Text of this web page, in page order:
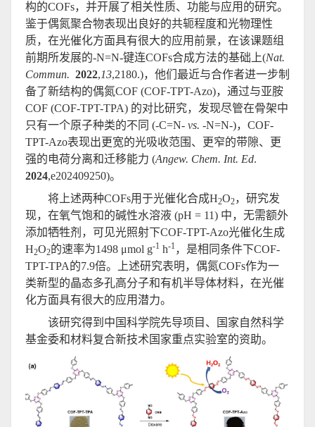
构的COFs，并开展了相关性质、功能与应用的研究。
鉴于偶氮聚合物表现出良好的共轭程度和光物理性
质，在光催化方面具有很大的应用前景，在该课题组
前期所发展的-N=N-键连COFs合成方法的基础上(Nat.
Commun. 2022,13,2180.)，他们最近与合作者进一步制
备了新结构的偶氮COF (COF-TPT-Azo)，通过与亚胺
COF (COF-TPT-TPA) 的对比研究，发现尽管在骨架中
只有一个原子种类的不同 (-C=N- vs. -N=N-)，COF-
TPT-Azo表现出更宽的光吸收范围、更窄的带隙、更
强的电荷分离和迁移能力 (Angew. Chem. Int. Ed.
2024,e202409250)。
将上述两种COFs用于光催化合成H2O2，研究发
现，在氧气饱和的碱性水溶液 (pH = 11) 中，无需额外
添加牺牲剂，可见光照射下COF-TPT-Azo光催化生成
H2O2的速率为1498 μmol g-1 h-1 ，是相同条件下COF-
TPT-TPA的7.9倍。上述研究表明，偶氮COFs作为一
类新型的晶态多孔高分子和有机半导体材料，在光催
化方面具有很大的应用潜力。
该研究得到中国科学院先导项目、国家自然科学
基金委和材料复合新技术国家重点实验室的资助。